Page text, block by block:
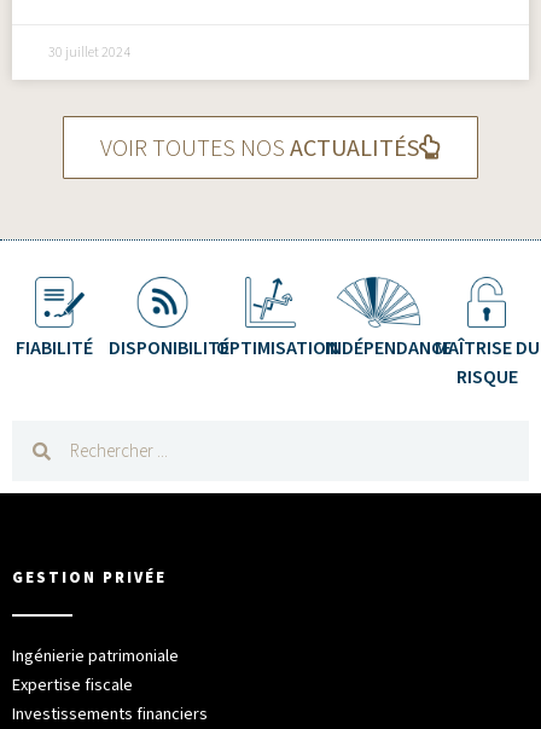
30 juillet 2024
VOIR TOUTES NOS ACTUALITÉS
FIABILITÉ DISPONIBILITÉOPTIMISATIONINDÉPENDANCEMAÎTRISE DU
RISQUE
GESTION PRIVÉE
Ingénierie patrimoniale
Expertise fiscale
Investissements financiers